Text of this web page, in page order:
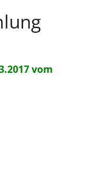
vom